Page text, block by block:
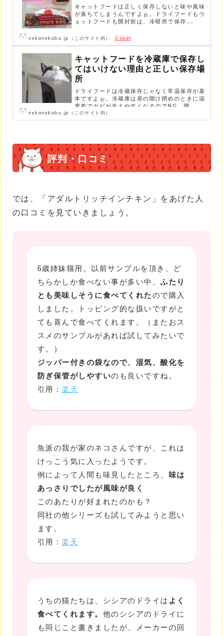
キャットフードは正しく保存しないと味や風味
が落ちてしまうんですよぉ。ドライフードもウ
ェットフードも開封前は、冷暗所で保存...
nekonekobu.jp（このサイト内） 1 user
キャットフードを冷蔵庫で保存し
てはいけない理由と正しい保存場
所
ドライフードは冷蔵保存じゃなく常温保存が基
本ですよぉ。冷蔵庫は扉の開け閉めのときに温
度差でカビが生えやすくなるのでNG。開...
nekonekobu.jp（このサイト内）
評判・口コミ
では、「アダルトリッチインチキン」をあげた人
の口コミを見ていきましょう。
6歳姉妹猫用。以前サンプルを頂き、ど
ちらかしか食べない事が多い中、 ふたり
とも美味しそうに食べてくれたので購入
しました。トッピング的な扱いですがと
ても喜んで食べてくれます。（またおス
スメのサンプルがあれば試してみたいで
す。）
ジッパー付きの袋なので、湿気、酸化を
防ぎ保管がしやすいのも良いですね。
引用： 楽天
魚派の我が家のネコさんですが、これは
けっこう気に入ったようです。
例によって人間も味見したところ、 味は
あっさりでしたが風味が良く
このあたりが好まれたのかも？
同社の他シリーズも試してみようと思い
ます。
引用： 楽天
うちの猫たちは、シシアのドライは よく
食べてくれます。 他のシシアのドライに
も同じこと書きましたが、メーカーの回